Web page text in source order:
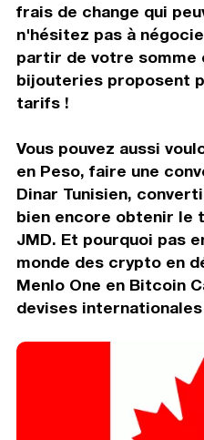
frais de change qui
n'hésitez pas à
partir de votre somme
bijouteries proposent
tarifs !
Vous pouvez aussi
en Peso, faire une
Dinar Tunisien,
bien encore obtenir le
JMD. Et pourquoi pas
monde des crypto en
Menlo One en Bitcoin
devises